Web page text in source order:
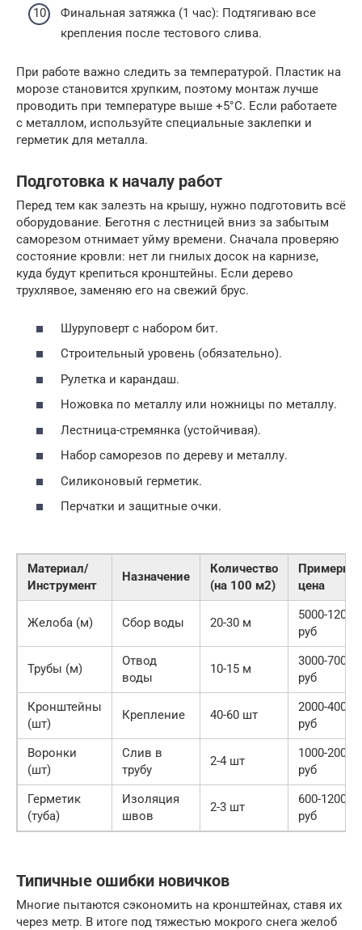
Финальная затяжка (1 час): Подтягиваю все
крепления после тестового слива.
При работе важно следить за температурой. Пластик на
морозе становится хрупким, поэтому монтаж лучше
проводить при температуре выше +5°C. Если работаете
с металлом, используйте специальные заклепки и
герметик для металла.
Подготовка к началу работ
Перед тем как залезть на крышу, нужно подготовить всё
оборудование. Беготня с лестницей вниз за забытым
саморезом отнимает уйму времени. Сначала проверяю
состояние кровли: нет ли гнилых досок на карнизе,
куда будут крепиться кронштейны. Если дерево
трухлявое, заменяю его на свежий брус.
Шуруповерт с набором бит.
Строительный уровень (обязательно).
Рулетка и карандаш.
Ножовка по металлу или ножницы по металлу.
Лестница-стремянка (устойчивая).
Набор саморезов по дереву и металлу.
Силиконовый герметик.
Перчатки и защитные очки.
Материал/
Инструмент
Назначение
Количество
(на 100 м2)
Примерная
цена
Желоба (м) Сбор воды 20-30 м
5000-12000
руб
Трубы (м)
Отвод
воды
10-15 м
3000-7000
руб
Кронштейны
(шт)
Крепление 40-60 шт
2000-4000
руб
Воронки
(шт)
Слив в
трубу
2-4 шт
1000-2000
руб
Герметик
(туба)
Изоляция
швов
2-3 шт
600-1200
руб
Типичные ошибки новичков
Многие пытаются сэкономить на кронштейнах, ставя их
через метр. В итоге под тяжестью мокрого снега желоб